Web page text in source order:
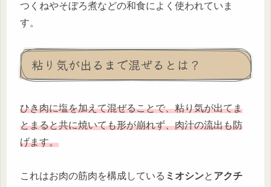
つくねやそぼろ煮などの和食によく使われていま
す。
粘り気が出るまで混ぜるとは？
ひき肉に塩を加えて混ぜることで、粘り気が出てま
とまると共に焼いても形が崩れず、肉汁の流出も防
げます。
これはお肉の筋肉を構成している ミオシンと アクチ